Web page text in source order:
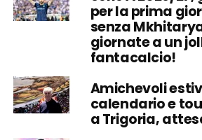
per la prima
senza
giornate a un
fantacalcio!
Amichevoli
calendario e
a Trigoria,